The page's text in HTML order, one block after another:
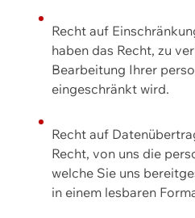
Recht auf
haben das Recht, zu
Bearbeitung Ihrer
eingeschränkt wird.
Recht auf
Recht, von uns die
welche Sie uns
in einem lesbaren